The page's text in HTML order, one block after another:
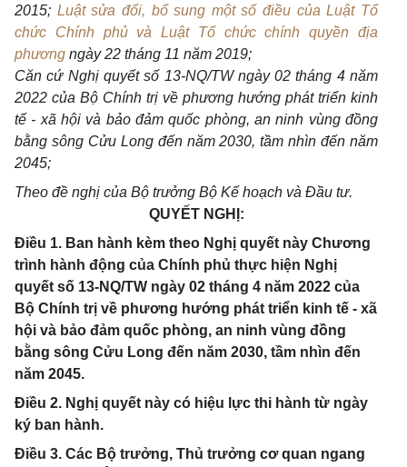
2015; Luật sửa đổi, bổ sung một số điều của Luật Tổ
chức Chính phủ và Luật Tổ chức chính quyền địa
phương ngày 22 tháng 11 năm 2019;
Căn cứ Nghị quyết số 13-NQ/TWngày 02 tháng 4 năm
2022 của Bộ Chính trị về phương hướng phát triển kinh
tế - xã hội và bảo đảm quốc phòng, an ninh vùng đồng
bằng sông Cửu Long đến năm 2030, tầm nhìn đến năm
2045;
Theo đề nghị của Bộ trưởng Bộ Kế hoạch và Đầu tư.
QUYẾT NGHỊ:
Điều 1. Ban hành kèm theo Nghị quyết này Chương
trình hành động của Chính phủ thực hiện Nghị
quyết số 13-NQ/TW ngày 02 tháng 4 năm 2022 của
Bộ Chính trị về phương hướng phát triển kinh tế - xã
hội và bảo đảm quốc phòng, an ninh vùng đồng
bằng sông Cửu Long đến năm 2030, tầm nhìn đến
năm 2045.
Điều 2. Nghị quyết này có hiệu lực thi hành từ ngày
ký ban hành.
Điều 3. Các Bộ trưởng, Thủ trưởng cơ quan ngang